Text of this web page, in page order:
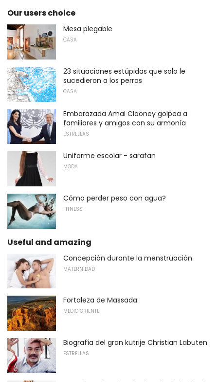
Our users choice
Mesa plegable
CASA
23 situaciones estúpidas que solo le
sucedieron a los perros
CASA
Embarazada Amal Clooney golpea a
familiares y amigos con su armonía
ESTRELLAS
Uniforme escolar - sarafan
MODA
Cómo perder peso con agua?
FITNESS
Useful and amazing
Concepción durante la menstruación
MATERNIDAD
Fortaleza de Massada
MEDIO ORIENTE
Biografía del gran kutrije Christian Labuten
ESTRELLAS